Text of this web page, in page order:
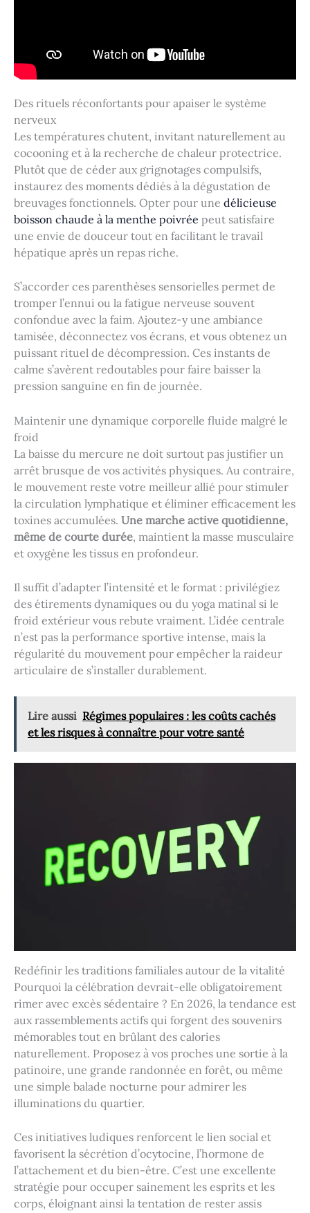
Des rituels réconfortants pour apaiser le système
nerveux
Les températures chutent, invitant naturellement au
cocooning et à la recherche de chaleur protectrice.
Plutôt que de céder aux grignotages compulsifs,
instaurez des moments dédiés à la dégustation de
breuvages fonctionnels. Opter pour une délicieuse
boisson chaude à la menthe poivrée peut satisfaire
une envie de douceur tout en facilitant le travail
hépatique après un repas riche.
S’accorder ces parenthèses sensorielles permet de
tromper l’ennui ou la fatigue nerveuse souvent
confondue avec la faim. Ajoutez-y une ambiance
tamisée, déconnectez vos écrans, et vous obtenez un
puissant rituel de décompression. Ces instants de
calme s’avèrent redoutables pour faire baisser la
pression sanguine en fin de journée.
Maintenir une dynamique corporelle fluide malgré le
froid
La baisse du mercure ne doit surtout pas justifier un
arrêt brusque de vos activités physiques. Au contraire,
le mouvement reste votre meilleur allié pour stimuler
la circulation lymphatique et éliminer efficacement les
toxines accumulées. Une marche active quotidienne,
même de courte durée, maintient la masse musculaire
et oxygène les tissus en profondeur.
Il suffit d’adapter l’intensité et le format : privilégiez
des étirements dynamiques ou du yoga matinal si le
froid extérieur vous rebute vraiment. L’idée centrale
n’est pas la performance sportive intense, mais la
régularité du mouvement pour empêcher la raideur
articulaire de s’installer durablement.
Lire aussi Régimes populaires : les coûts cachés
et les risques à connaître pour votre santé
Redéfinir les traditions familiales autour de la vitalité
Pourquoi la célébration devrait-elle obligatoirement
rimer avec excès sédentaire ? En 2026, la tendance est
aux rassemblements actifs qui forgent des souvenirs
mémorables tout en brûlant des calories
naturellement. Proposez à vos proches une sortie à la
patinoire, une grande randonnée en forêt, ou même
une simple balade nocturne pour admirer les
illuminations du quartier.
Ces initiatives ludiques renforcent le lien social et
favorisent la sécrétion d’ocytocine, l’hormone de
l’attachement et du bien-être. C’est une excellente
stratégie pour occuper sainement les esprits et les
corps, éloignant ainsi la tentation de rester assis